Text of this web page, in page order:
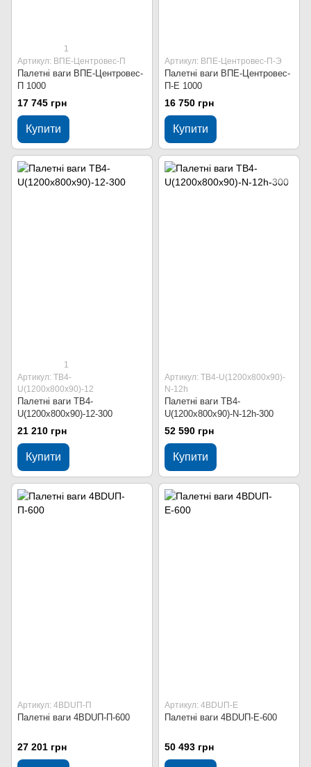
1
Артикул: ВПЕ-Центровес-П
Палетні ваги ВПЕ-Центровес-
П 1000
17 745 грн
Купити
Артикул: ВПЕ-Центровес-П-Э
Палетні ваги ВПЕ-Центровес-
П-Е 1000
16 750 грн
Купити
1
Артикул: ТВ4-
U(1200х800х90)-12
Палетні ваги ТВ4-
U(1200х800х90)-12-300
21 210 грн
Купити
Артикул: ТВ4-U(1200х800х90)-
N-12h
Палетні ваги ТВ4-
U(1200х800х90)-N-12h-300
52 590 грн
Купити
Артикул: 4BDUП-П
Палетні ваги 4BDUП-П-600
27 201 грн
Артикул: 4BDUП-Е
Палетні ваги 4BDUП-Е-600
50 493 грн